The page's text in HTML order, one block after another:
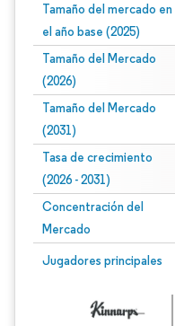
Tamaño del mercado en
el año base (2025)
Tamaño del Mercado
(2026)
Tamaño del Mercado
(2031)
Tasa de crecimiento
(2026 - 2031)
Concentración del
Mercado
Jugadores principales
Imagen © Mordor